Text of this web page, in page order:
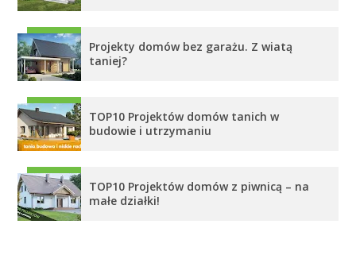
Projekty domów bez garażu. Z wiatą
taniej?
TOP10 Projektów domów tanich w
budowie i utrzymaniu
TOP10 Projektów domów z piwnicą – na
małe działki!